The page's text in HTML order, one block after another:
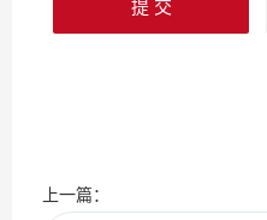
上一篇：